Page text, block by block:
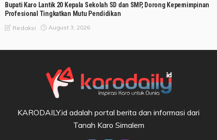
Bupati Karo Lantik 20 Kepala Sekolah SD dan SMP, Dorong Kepemimpinan
Profesional Tingkatkan Mutu Pendidikan
Redaksi August 3, 2026
KARODAILY.id adalah portal berita dan informasi dari
Tanah Karo Simalem